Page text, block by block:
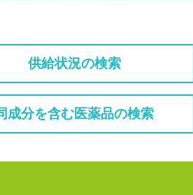
供給状況の検索
成分を含む医薬品の検索